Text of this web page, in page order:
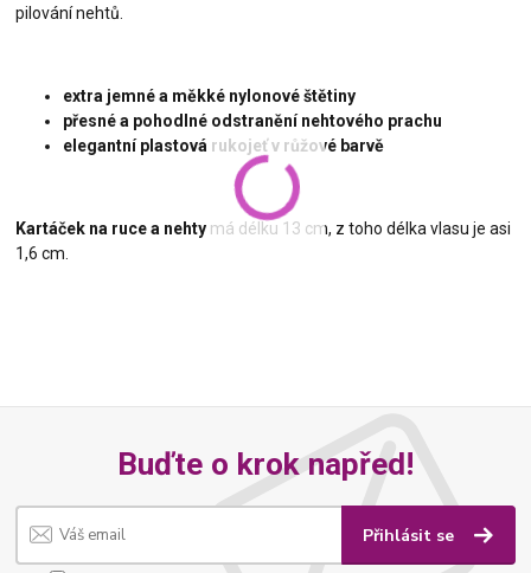
pilování nehtů.
extra jemné a měkké nylonové štětiny
přesné a pohodlné odstranění nehtového prachu
elegantní plastová rukojeť v růžové barvě
Kartáček na ruce a nehty má délku 13 cm, z toho délka vlasu je asi
1,6 cm.
Buďte o krok napřed!
Přihlásit se